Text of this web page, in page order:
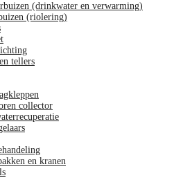
(drinkwater en verwarming)
(riolering)
tellers
collector
en kranen